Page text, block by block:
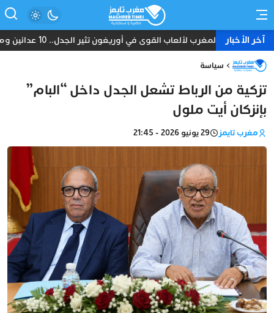
آخر الأخبار
بعثة المغرب لألعاب القوى في أوريغون تثير الجدل.. 10 عدائين ومدرب واحد دون طبيب أو إداري
سياسة
تزكية من الرباط تشعل الجدل داخل “البام”
بإنزكان أيت ملول
مغرب تايمز 29 يونيو 2026 - 21:45